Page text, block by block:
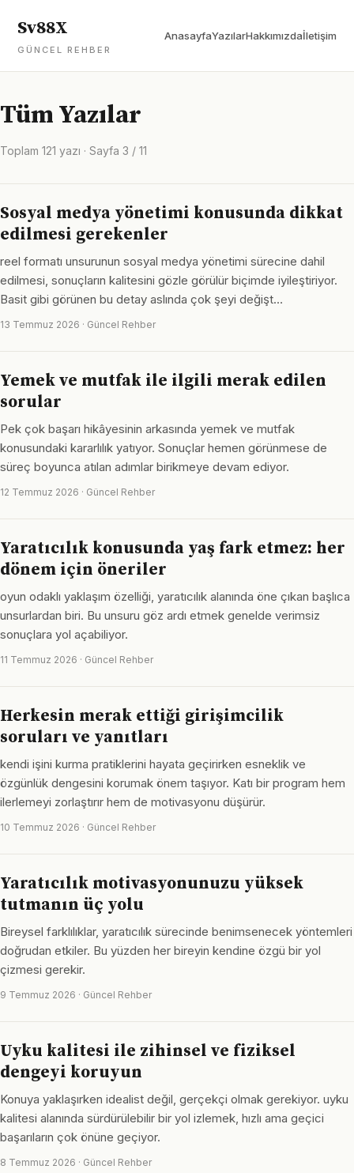
Sv88X
GÜNCEL REHBER
AnasayfaYazılarHakkımızdaİletişim
Tüm Yazılar
Toplam 121 yazı · Sayfa 3 / 11
Sosyal medya yönetimi konusunda dikkat
edilmesi gerekenler
reel formatı unsurunun sosyal medya yönetimi sürecine dahil
edilmesi, sonuçların kalitesini gözle görülür biçimde iyileştiriyor.
Basit gibi görünen bu detay aslında çok şeyi değişt…
13 Temmuz 2026 · Güncel Rehber
Yemek ve mutfak ile ilgili merak edilen
sorular
Pek çok başarı hikâyesinin arkasında yemek ve mutfak
konusundaki kararlılık yatıyor. Sonuçlar hemen görünmese de
süreç boyunca atılan adımlar birikmeye devam ediyor.
12 Temmuz 2026 · Güncel Rehber
Yaratıcılık konusunda yaş fark etmez: her
dönem için öneriler
oyun odaklı yaklaşım özelliği, yaratıcılık alanında öne çıkan başlıca
unsurlardan biri. Bu unsuru göz ardı etmek genelde verimsiz
sonuçlara yol açabiliyor.
11 Temmuz 2026 · Güncel Rehber
Herkesin merak ettiği girişimcilik
soruları ve yanıtları
kendi işini kurma pratiklerini hayata geçirirken esneklik ve
özgünlük dengesini korumak önem taşıyor. Katı bir program hem
ilerlemeyi zorlaştırır hem de motivasyonu düşürür.
10 Temmuz 2026 · Güncel Rehber
Yaratıcılık motivasyonunuzu yüksek
tutmanın üç yolu
Bireysel farklılıklar, yaratıcılık sürecinde benimsenecek yöntemleri
doğrudan etkiler. Bu yüzden her bireyin kendine özgü bir yol
çizmesi gerekir.
9 Temmuz 2026 · Güncel Rehber
Uyku kalitesi ile zihinsel ve fiziksel
dengeyi koruyun
Konuya yaklaşırken idealist değil, gerçekçi olmak gerekiyor. uyku
kalitesi alanında sürdürülebilir bir yol izlemek, hızlı ama geçici
başarıların çok önüne geçiyor.
8 Temmuz 2026 · Güncel Rehber